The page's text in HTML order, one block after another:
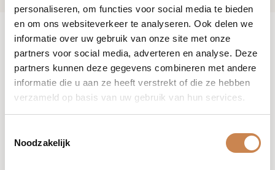
personaliseren, om functies voor social media te bieden
en om ons websiteverkeer te analyseren. Ook delen we
informatie over uw gebruik van onze site met onze
partners voor social media, adverteren en analyse. Deze
partners kunnen deze gegevens combineren met andere
informatie die u aan ze heeft verstrekt of die ze hebben
verzameld op basis van uw gebruik van hun services.
Noodzakelijk